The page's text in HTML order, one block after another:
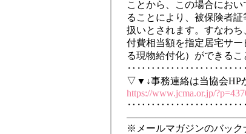
ことから、この場合にお
ることにより、被保険者
扱いとされます。すなわ
付費相当額を指定居宅サ
る現物給付化）ができるこ
▽▼↓事務連絡は当協会HP
https://www.jcma.or.jp/
※メールマガジンのバック